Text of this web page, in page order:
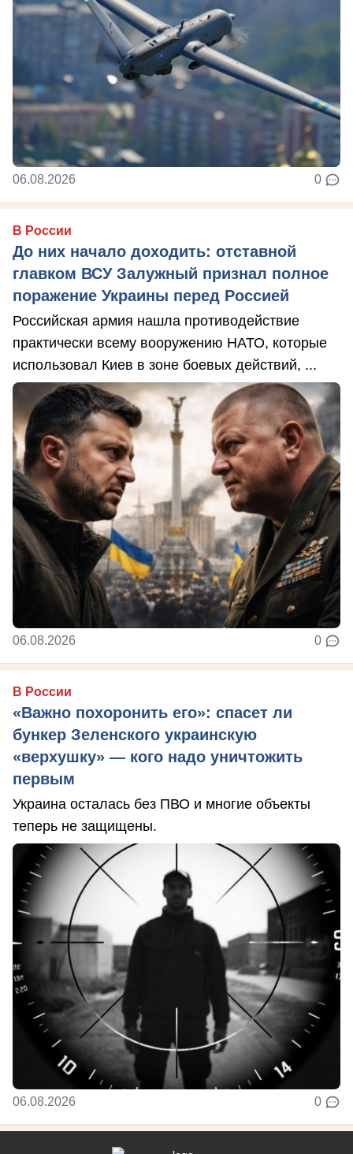
06.08.2026 0
В России
До них начало доходить: отставной
главком ВСУ Залужный признал полное
поражение Украины перед Россией
Российская армия нашла противодействие
практически всему вооружению НАТО, которые
использовал Киев в зоне боевых действий, ...
06.08.2026 0
В России
«Важно похоронить его»: спасет ли
бункер Зеленского украинскую
«верхушку» — кого надо уничтожить
первым
Украина осталась без ПВО и многие объекты
теперь не защищены.
06.08.2026 0